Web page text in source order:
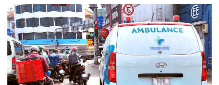
Cuộc sống đó đây
Hồ sơ
Ảnh
E-Magazine
Infographic